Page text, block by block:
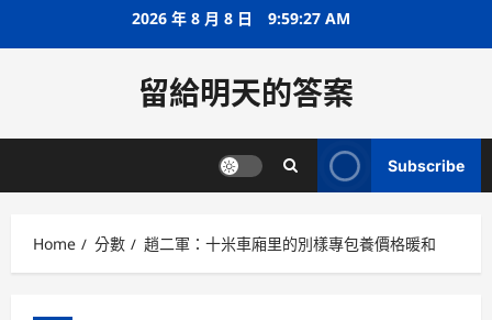
2026 年 8 月 8 日 9:59:28 AM
留給明天的答案
Subscribe
Home 分數 趙二軍：十米車廂里的別樣專包養價格暖和